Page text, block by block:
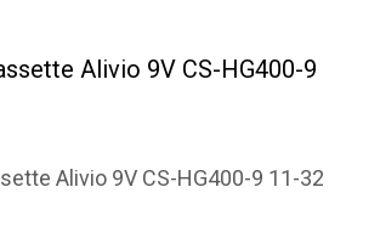
Alivio 9V CS-HG400-9
Alivio 9V CS-HG400-9 11-32